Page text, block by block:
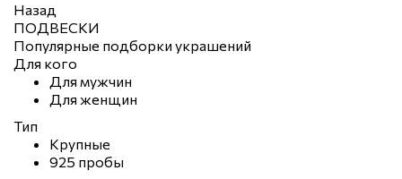
Назад
ПОДВЕСКИ
Популярные подборки украшений
Для кого
Для мужчин
Для женщин
Тип
Крупные
925 пробы